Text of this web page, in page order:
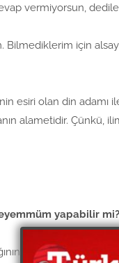
vermiyorsun,
Bilmediklerim için
esiri olan din adamı
alametidir. Çünkü,
yapabilir mi?